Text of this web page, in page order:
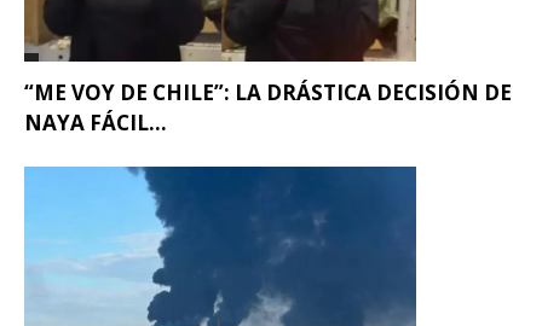
“ME VOY DE CHILE”: LA DRÁSTICA DECISIÓN DE
NAYA FÁCIL...